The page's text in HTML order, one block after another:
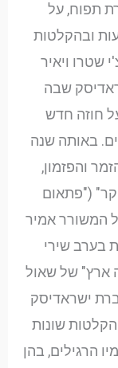
תפוח, על
ובהקלטות
שטרו ויאיר
שבה
חוזה חדש
באותה שנה
והפזמון,
("פתאום
המשורר אמיר
בערב שירי
ארץ" של שאול
ישראדיסק
שונות
הרגילים, בהן